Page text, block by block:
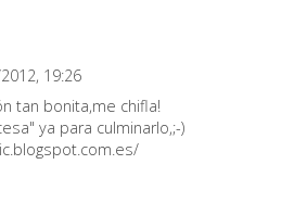
19:26
tan bonita,me chifla!
ya para culminarlo,;-)